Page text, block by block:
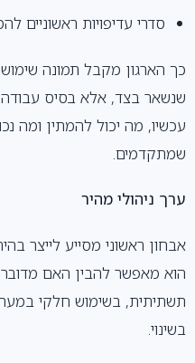
סדרי עדיפויות ראשוניים
כך הארגון מקבל תמונה
שנשאר בצד, אלא בסיס
עכשיו, מה יכול להמתין ומה
שמתקדמים.
ערך ניהולי מהיר
אבחון ראשוני מסייע לייצר
הוא מאפשר להבין האם
תשתיתית, בשימוש חלקי
בשינוי.